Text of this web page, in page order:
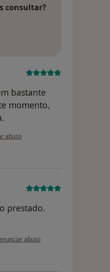
consultar?
bastante
momento,
do utilizador Cátia
abuso
prestado.
opinião do utilizador Patricia
abuso